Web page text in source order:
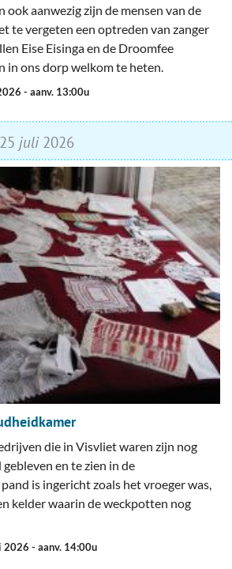
ook aanwezig zijn de mensen van de
te vergeten een optreden van zanger
Eise Eisinga en de Droomfee
in ons dorp welkom te heten.
- aanv. 13:00u
25 juli2026
die in Visvliet waren zijn nog
en te zien in de
is ingericht zoals het vroeger was,
kelder waarin de weckpotten nog
2026 - aanv. 14:00u